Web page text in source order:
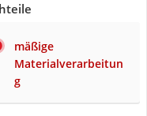
mäßige
Materialverarbeitun
g